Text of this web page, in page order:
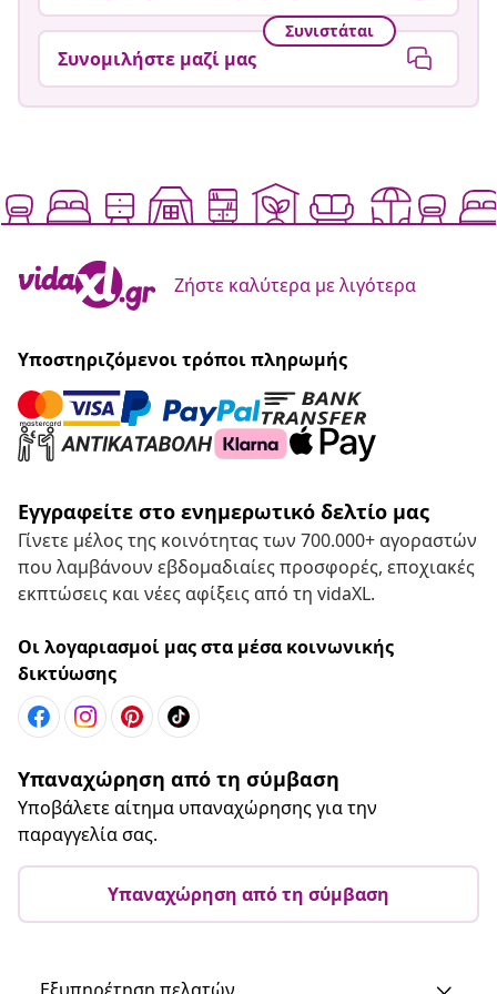
Συνιστάται
Συνομιλήστε μαζί μας
Ζήστε καλύτερα με λιγότερα
Υποστηριζόμενοι τρόποι πληρωμής
Εγγραφείτε στο ενημερωτικό δελτίο μας
Γίνετε μέλος της κοινότητας των 700.000+ αγοραστών
που λαμβάνουν εβδομαδιαίες προσφορές, εποχιακές
εκπτώσεις και νέες αφίξεις από τη vidaXL.
Οι λογαριασμοί μας στα μέσα κοινωνικής
δικτύωσης
Υπαναχώρηση από τη σύμβαση
Υποβάλετε αίτημα υπαναχώρησης για την
παραγγελία σας.
Υπαναχώρηση από τη σύμβαση